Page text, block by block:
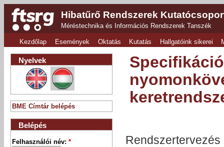
Hibatűrő Rendszerek
Méréstechnika és Információs Rendszerek Tanszék
Kezdőlap Események Oktatás Kutatás Hallgatóink sikerei
Nyelvek
BME Címtár belépés
Belépés
Felhasználói név:*